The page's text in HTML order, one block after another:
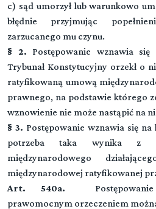
c) sąd umorzył lub warunkowo
błędnie przyjmując
zarzucanego mu czynu.
§ 2. Postępowanie wznawia
Trybunał Konstytucyjny orzekł o
ratyfikowaną umową
prawnego, na podstawie którego
wznowienie nie może nastąpić na
§ 3. Postępowanie wznawia się
potrzeba taka wynika z
międzynarodowego
międzynarodowej ratyfikowanej
Art. 540a. Postępowanie
prawomocnym orzeczeniem